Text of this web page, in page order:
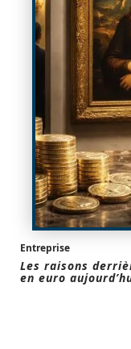
Entreprise
Les raisons
en euro